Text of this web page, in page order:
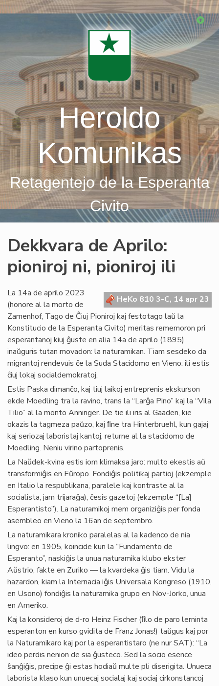
Skip
Heroldo
Komunikas
Retagentejo de la Esperanta
Civito
Dekkvara de Aprilo:
pioniroj ni, pioniroj ili
HeKo 810 3-C, 14 apr 23
La 14a de aprilo 2023
(honore al la morto de
Zamenhof, Tago de Ĉiuj Pioniroj kaj festotago laŭ la
Konstitucio de la Esperanta Civito) meritas rememoron pri
esperantanoj kiuj ĝuste en alia 14a de aprilo (1895)
inaŭguris tutan movadon: la naturamikan. Tiam sesdeko da
migrantoj rendevuis ĉe la Suda Stacidomo en Vieno: ili estis
ĉiuj lokaj socialdemokratoj.
Estis Paska dimanĉo, kaj tiuj laikoj entreprenis ekskurson
ekde Moedling tra la ravino, trans la “Larĝa Pino” kaj la “Vila
Tilio” al la monto Anninger. De tie ili iris al Gaaden, kie
okazis la tagmeza paŭzo, kaj ﬁne tra Hinterbruehl, kun gajaj
kaj seriozaj laboristaj kantoj, returne al la stacidomo de
Moedling. Neniu virino partoprenis.
La Naŭdek-kvina estis iom klimaksa jaro: multo ekestis aŭ
transformiĝis en Eŭropo. Fondiĝis politikaj partioj (ekzemple
en Italio la respublikana, paralele kaj kontraste al la
socialista, jam trijaraĝa), ĉesis gazetoj (ekzemple “[La]
Esperantisto”). La naturamikoj mem organiziĝis per fonda
asembleo en Vieno la 16an de septembro.
La naturamikara kroniko paralelas al la kadenco de nia
lingvo: en 1905, koincide kun la “Fundamento de
Esperanto”, naskiĝis la unua naturamika klubo ekster
Aŭstrio, fakte en Zuriko — la kvardeka ĝis tiam. Vidu la
hazardon, kiam la Internacia iĝis Universala Kongreso (1910,
en Usono) fondiĝis la naturamika grupo en Nov-Jorko, unua
en Ameriko.
Kaj la konsideroj de d-ro Heinz Fischer (ﬁlo de paro lerninta
esperanton en kurso gvidita de Franz Jonas!) taŭgus kaj por
la Naturamikaro kaj por la esperantistaro (ne nur SAT): “La
ideo perdis nenion de sia ĝusteco. Sed la socio esence
ŝanĝiĝis, precipe ĝi estas hodiaŭ multe pli diserigita. Unueca
laborista klaso kun unuecaj socialaj kaj sociaj cirkonstancoj